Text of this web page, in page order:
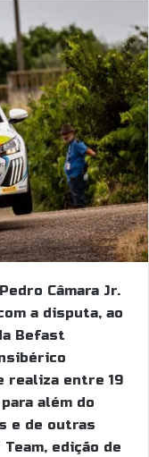
Câmara Jr.
a disputa, ao
Befast
realiza entre 19
além do
e de outras
edição de